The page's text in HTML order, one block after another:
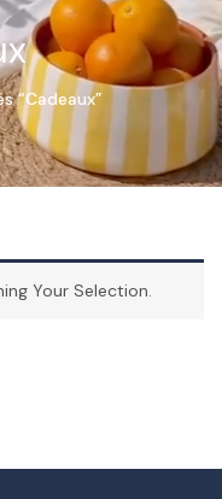
“Cadeaux”
Your Selection.